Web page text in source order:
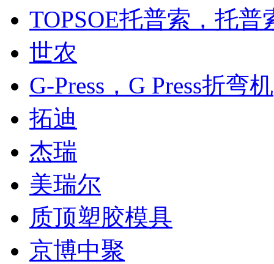
TOPSOE托普索，托普
世农
G-Press，G Press折弯机
拓迪
杰瑞
美瑞尔
质顶塑胶模具
京博中聚